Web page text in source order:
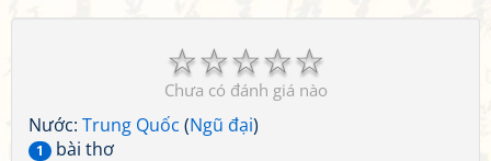
☆
☆
☆
☆
☆
Chưa có đánh giá nào
Nước: Trung Quốc (Ngũ đại)
1
bài thơ